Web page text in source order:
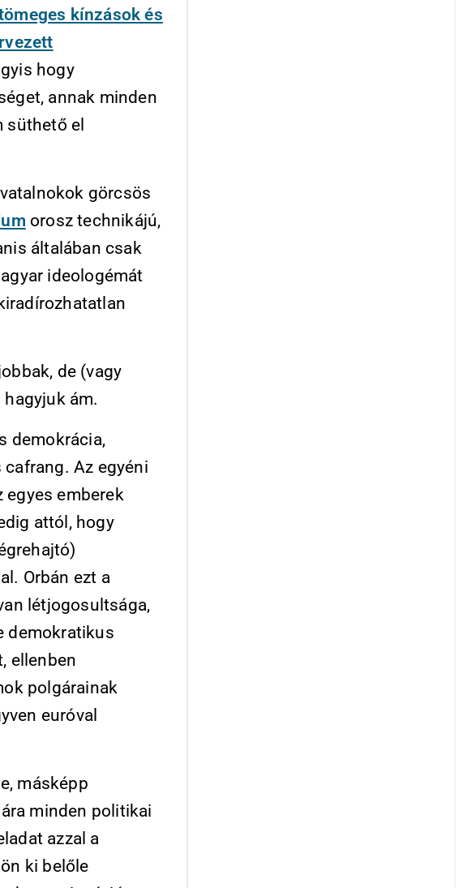
kínzások és
hogy
annak minden
süthető el
görcsös
orosz technikájú,
általában csak
ideologémát
kiradírozhatatlan
de (vagy
ám.
demokrácia,
Az egyéni
egyes emberek
attól, hogy
Orbán ezt a
létjogosultsága,
demokratikus
ellenben
polgárainak
euróval
másképp
minden politikai
azzal a
ki belőle